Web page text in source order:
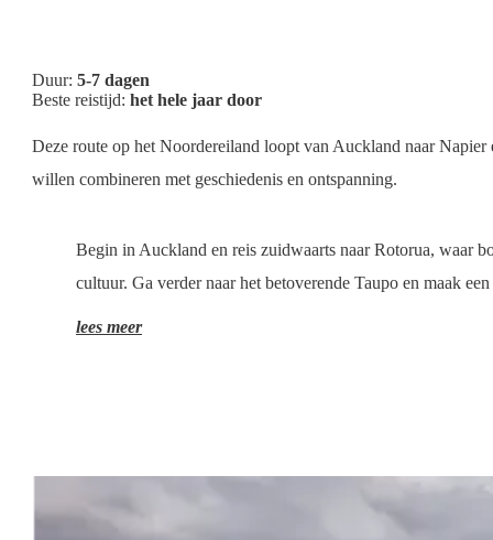
Duur: 5-7 dagen
Beste reistijd: het hele jaar door
Deze route op het Noordereiland loopt van Auckland naar
willen combineren met geschiedenis en ontspanning.
lees meer
Begin in Auckland en reis zuidwaarts naar Rotorua, waar
cultuur. Ga verder naar het betoverende Taupo en maak